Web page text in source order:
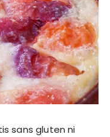
sans gluten ni